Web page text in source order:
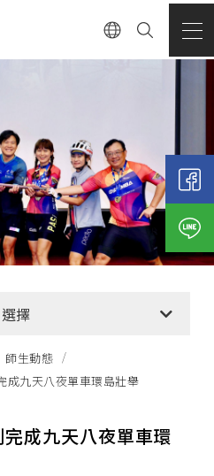
選擇
部消息
招生公告
公告
師生動態
成九天八夜單車環島壯舉
成九天八夜單車環